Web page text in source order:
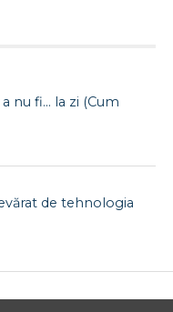
a nu fi… la zi (Cum
de tehnologia